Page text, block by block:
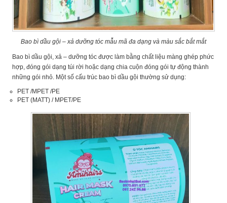
Bao bì dầu gội – xả dưỡng tóc mẫu mã đa dạng và màu sắc bắt mắt
Bao bì dầu gội, xả – dưỡng tóc được làm bằng chất liệu màng ghép phức
hợp, đóng gói dạng túi rời hoặc dạng chia cuộn đóng gói tự động thành
những gói nhỏ. Một số cấu trúc bao bì dầu gội thường sử dụng:
PET /MPET /PE
PET (MATT) / MPET/PE